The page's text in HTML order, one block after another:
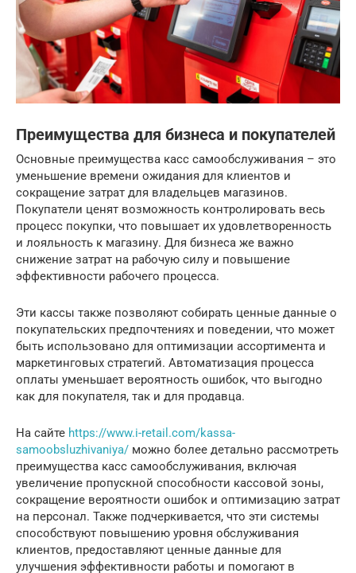
Преимущества для бизнеса и покупателей
Основные преимущества касс самообслуживания – это
уменьшение времени ожидания для клиентов и
сокращение затрат для владельцев магазинов.
Покупатели ценят возможность контролировать весь
процесс покупки, что повышает их удовлетворенность
и лояльность к магазину. Для бизнеса же важно
снижение затрат на рабочую силу и повышение
эффективности рабочего процесса.
Эти кассы также позволяют собирать ценные данные о
покупательских предпочтениях и поведении, что может
быть использовано для оптимизации ассортимента и
маркетинговых стратегий. Автоматизация процесса
оплаты уменьшает вероятность ошибок, что выгодно
как для покупателя, так и для продавца.
На сайте https://www.i-retail.com/kassa-
samoobsluzhivaniya/ можно более детально рассмотреть
преимущества касс самообслуживания, включая
увеличение пропускной способности кассовой зоны,
сокращение вероятности ошибок и оптимизацию затрат
на персонал. Также подчеркивается, что эти системы
способствуют повышению уровня обслуживания
клиентов, предоставляют ценные данные для
улучшения эффективности работы и помогают в